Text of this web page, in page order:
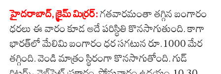
హైద‌రాబాద్‌, క్రైమ్ మిర్ర‌ర్‌: గ‌త‌వారమంతా త‌గ్గిన బంగారం
ధ‌ర‌లు ఈ వారం కూడ అదే ప‌రిస్థితి కొన‌సాగుతుంది. కాగా
భారత్‌లో మేలిమి బంగారం ధర సగటున రూ.1000 మేర
తగ్గింది. వెండి మాత్రం స్థిరంగా కొనసాగుతోంది. గుడ్